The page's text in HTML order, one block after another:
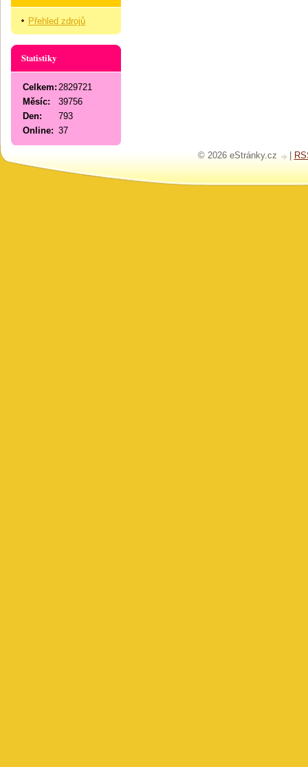
Přehled zdrojů
Statistiky
Online: 37
Celkem: 2829721
Měsíc:
39756
Den:
793
© 2026 eStránky.cz